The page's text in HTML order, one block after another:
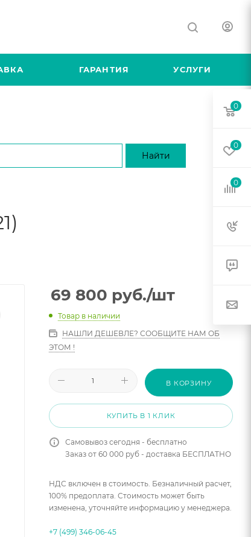
ГАРАНТИЯ УСЛУГИ
69 800 руб./шт
Товар в наличии
НАШЛИ ДЕШЕВЛЕ? СООБЩИТЕ НАМ ОБ
ЭТОМ !
В КОРЗИНУ
КУПИТЬ В 1 КЛИК
Самовывоз сегодня - бесплатно
Заказ от 60 000 руб - доставка БЕСПЛАТНО
НДС включен в стоимость. Безналичный расчет,
100% предоплата. Стоимость может быть
изменена, уточняйте информацию у менеджера.
+7 (499) 346-06-45
0
0
0